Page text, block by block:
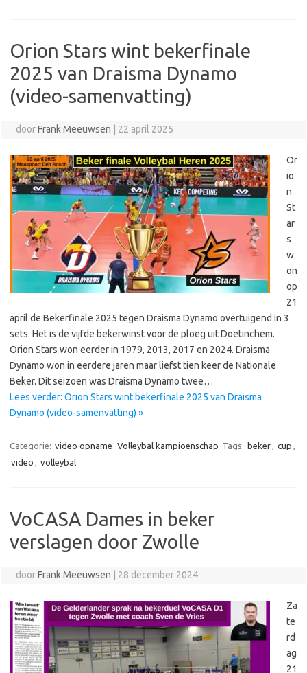
Orion Stars wint bekerfinale
2025 van Draisma Dynamo
(video-samenvatting)
doorFrank Meeuwsen 22 april 2025
Or
io
n
St
ar
s
w
on
op
21
april de Bekerfinale 2025 tegen Draisma Dynamo overtuigend in 3
sets. Het is de vijfde bekerwinst voor de ploeg uit Doetinchem.
Orion Stars won eerder in 1979, 2013, 2017 en 2024. Draisma
Dynamo won in eerdere jaren maar liefst tien keer de Nationale
Beker. Dit seizoen was Draisma Dynamo twee…
Lees verder: Orion Stars wint bekerfinale 2025 van Draisma
Dynamo (video-samenvatting) »
Categorie: video opname Volleybal kampioenschap Tags: beker, cup ,
video , volleybal
VoCASA Dames in beker
verslagen door Zwolle
doorFrank Meeuwsen 28 december 2024
Za
te
rd
ag
21